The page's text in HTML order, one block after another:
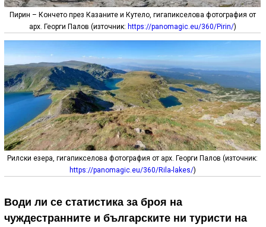
Пирин – Кончето през Казаните и Кутело, гигапикселова фотография от
арх. Георги Палов (източник: https://panomagic.eu/360/Pirin/)
Рилски езера, гигапикселова фотография от арх. Георги Палов (източник:
https://panomagic.eu/360/Rila-lakes/)
Води ли се статистика за броя на
чуждестранните и българските ни туристи на